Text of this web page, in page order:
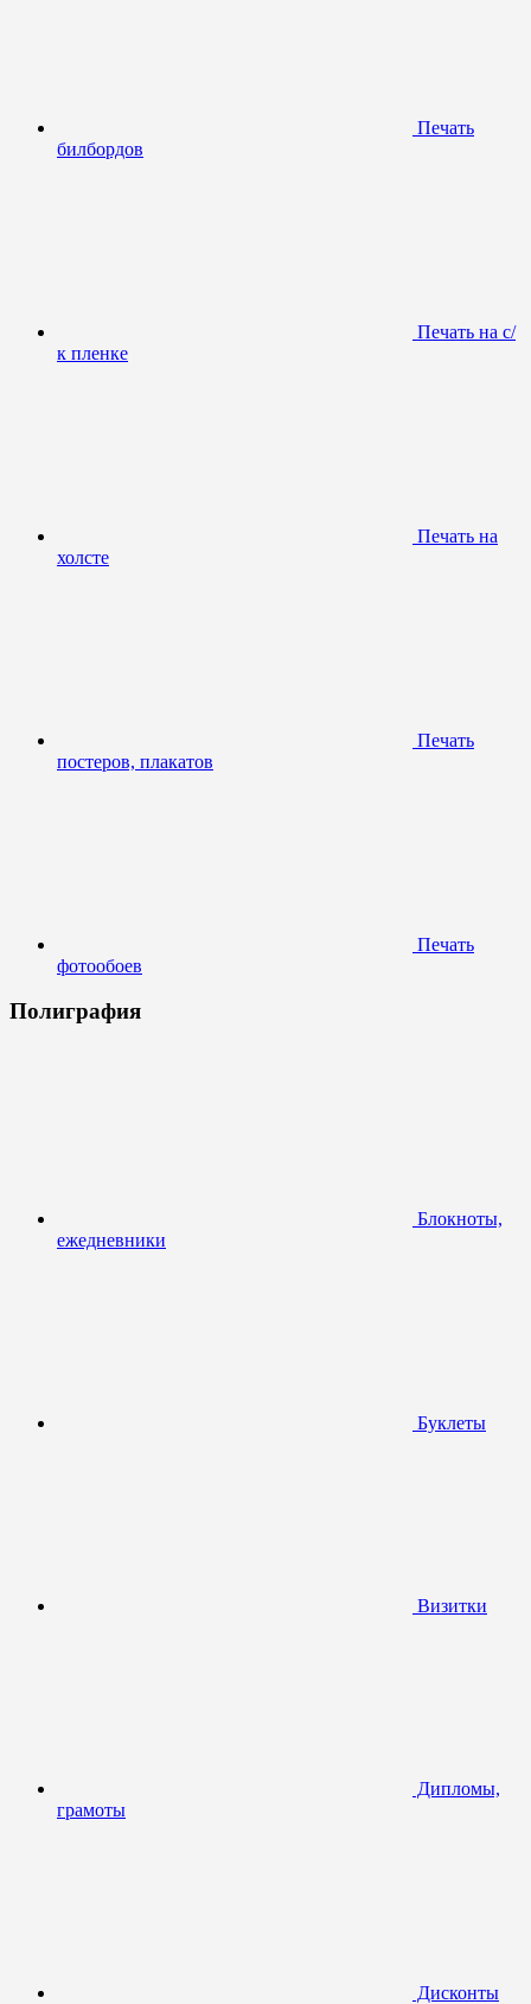
Печать
билбордов
Печать на с/
к пленке
Печать на
холсте
Печать
постеров, плакатов
Печать
фотообоев
Полиграфия
Блокноты,
ежедневники
Буклеты
Визитки
Дипломы,
грамоты
Дисконты